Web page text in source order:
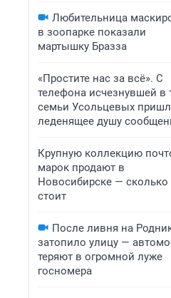
Любительница
в зоопарке показали
мартышку Бразза
«Простите нас за всё». С
телефона исчезнувшей в
семьи Усольцевых
леденящее душу
Крупную коллекцию
марок продают в
Новосибирске — сколько
стоит
После ливня на
затопило улицу —
теряют в огромной луже
госномера